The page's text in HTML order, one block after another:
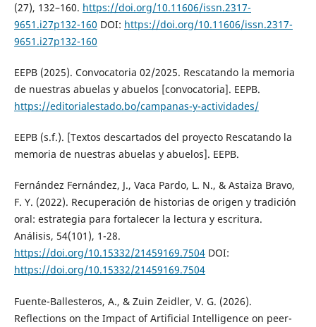
(27), 132–160. https://doi.org/10.11606/issn.2317-
9651.i27p132-160 DOI: https://doi.org/10.11606/issn.2317-
9651.i27p132-160
EEPB (2025). Convocatoria 02/2025. Rescatando la memoria
de nuestras abuelas y abuelos [convocatoria]. EEPB.
https://editorialestado.bo/campanas-y-actividades/
EEPB (s.f.). [Textos descartados del proyecto Rescatando la
memoria de nuestras abuelas y abuelos]. EEPB.
Fernández Fernández, J., Vaca Pardo, L. N., & Astaiza Bravo,
F. Y. (2022). Recuperación de historias de origen y tradición
oral: estrategia para fortalecer la lectura y escritura.
Análisis, 54(101), 1-28.
https://doi.org/10.15332/21459169.7504DOI:
https://doi.org/10.15332/21459169.7504
Fuente-Ballesteros, A., & Zuin Zeidler, V. G. (2026).
Reflections on the Impact of Artificial Intelligence on peer-